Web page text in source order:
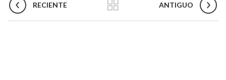
RECIENTE ANTIGUO